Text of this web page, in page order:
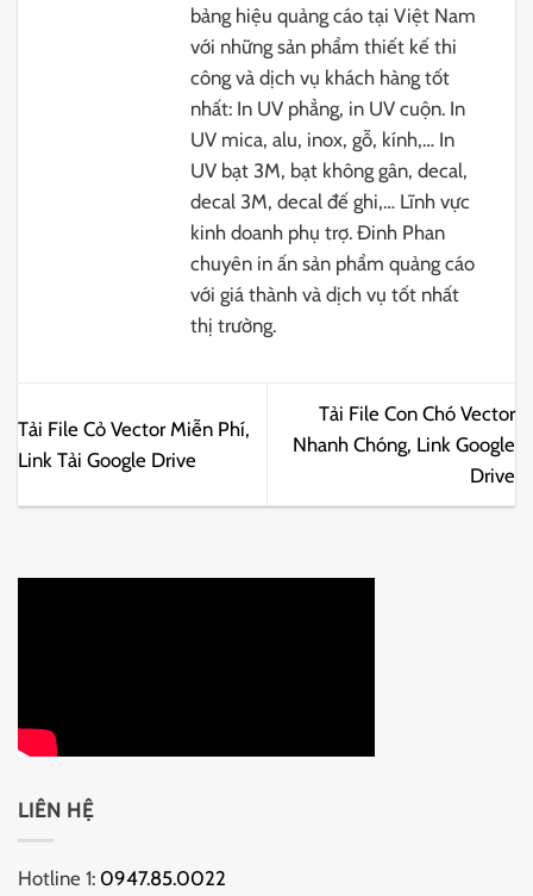
bảng hiệu quảng cáo tại Việt Nam
với những sản phẩm thiết kế thi
công và dịch vụ khách hàng tốt
nhất: In UV phẳng, in UV cuộn. In
UV mica, alu, inox, gỗ, kính,… In
UV bạt 3M, bạt không gân, decal,
decal 3M, decal đế ghi,… Lĩnh vực
kinh doanh phụ trợ. Đinh Phan
chuyên in ấn sản phẩm quảng cáo
với giá thành và dịch vụ tốt nhất
thị trường.
Tải File Cỏ Vector Miễn Phí,
Link Tải Google Drive
Tải File Con Chó Vector
Nhanh Chóng, Link Google
Drive
LIÊN HỆ
Hotline 1: 0947.85.0022